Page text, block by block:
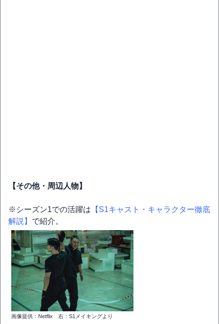
【その他・周辺人物】
※シーズン1での活躍は 【S1キャスト・キャラクター徹底
解説】 で紹介。
画像提供：Netflix 右：S1メイキングより